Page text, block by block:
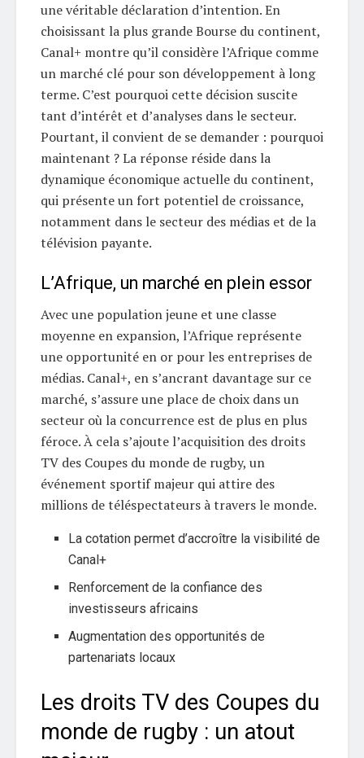
une véritable déclaration d’intention. En
choisissant la plus grande Bourse du continent,
Canal+ montre qu’il considère l’Afrique comme
un marché clé pour son développement à long
terme. C’est pourquoi cette décision suscite
tant d’intérêt et d’analyses dans le secteur.
Pourtant, il convient de se demander : pourquoi
maintenant ? La réponse réside dans la
dynamique économique actuelle du continent,
qui présente un fort potentiel de croissance,
notamment dans le secteur des médias et de la
télévision payante.
L’Afrique, un marché en plein essor
Avec une population jeune et une classe
moyenne en expansion, l’Afrique représente
une opportunité en or pour les entreprises de
médias. Canal+, en s’ancrant davantage sur ce
marché, s’assure une place de choix dans un
secteur où la concurrence est de plus en plus
féroce. À cela s’ajoute l’acquisition des droits
TV des Coupes du monde de rugby, un
événement sportif majeur qui attire des
millions de téléspectateurs à travers le monde.
La cotation permet d’accroître la visibilité de
Canal+
Renforcement de la confiance des
investisseurs africains
Augmentation des opportunités de
partenariats locaux
Les droits TV des Coupes du
monde de rugby : un atout